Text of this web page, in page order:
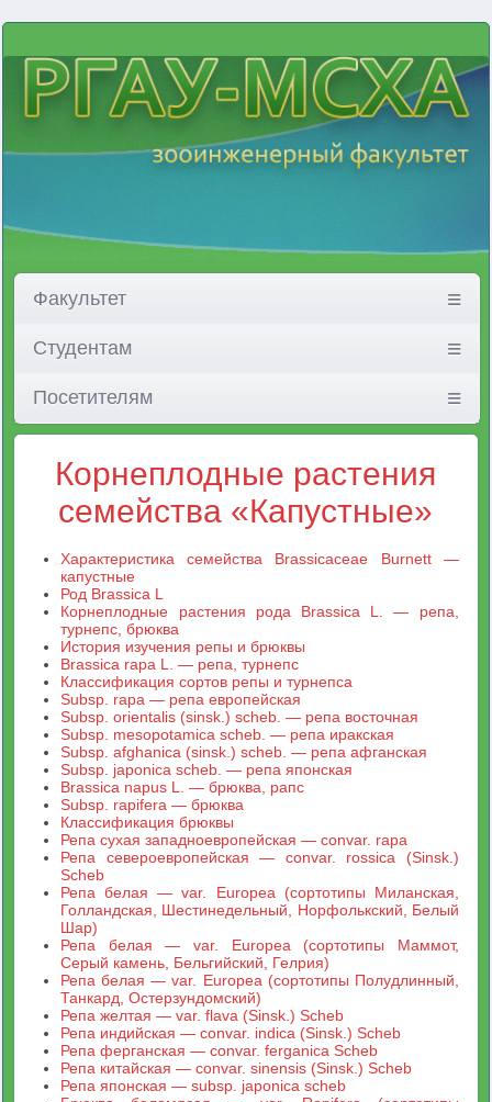
Факультет
Студентам
Посетителям
Корнеплодные растения
семейства «Капустные»
Характеристика семейства Brassicaceae Burnett —
капустные
Род Brassica L
Корнеплодные растения рода Brassica L. — репа,
турнепс, брюква
История изучения репы и брюквы
Brassica rapa L. — репа, турнепс
Классификация сортов репы и турнепса
Subsp. rapa — репа европейская
Subsp. orientalis (sinsk.) scheb. — репа восточная
Subsp. mesopotamica scheb. — репа иракская
Subsp. afghanica (sinsk.) scheb. — репа афганская
Subsp. japonica scheb. — репа японская
Brassica napus L. — брюква, рапс
Subsp. rapifera — брюква
Классификация брюквы
Репа сухая западноевропейская — convar. rapa
Репа североевропейская — convar. rossica (Sinsk.)
Scheb
Репа белая — var. Europea (сортотипы Миланская,
Голландская, Шестинедельный, Норфолькский, Белый
Шар)
Репа белая — var. Europea (сортотипы Маммот,
Серый камень, Бельгийский, Гелрия)
Репа белая — var. Europea (сортотипы Полудлинный,
Танкард, Остерзундомский)
Репа желтая — var. flava (Sinsk.) Scheb
Репа индийская — convar. indica (Sinsk.) Scheb
Репа ферганская — convar. ferganica Scheb
Репа китайская — convar. sinensis (Sinsk.) Scheb
Репа японская — subsp. japonica scheb